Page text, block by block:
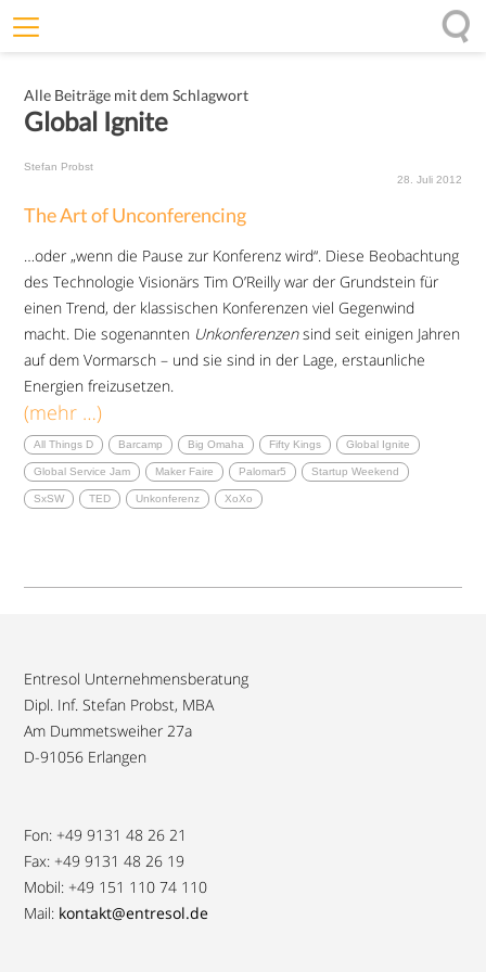
Offenheit
Ursprung
Impulse
Alle Beiträge mit dem Schlagwort
Global Ignite
Stefan Probst
28. Juli 2012
The Art of Unconferencing
…oder „wenn die Pause zur Konferenz wird“. Diese Beobachtung
des Technologie Visionärs Tim O’Reilly war der Grundstein für
einen Trend, der klassischen Konferenzen viel Gegenwind
macht. Die sogenannten Unkonferenzensind seit einigen Jahren
auf dem Vormarsch – und sie sind in der Lage, erstaunliche
Energien freizusetzen.
(mehr …)
All Things D Barcamp Big Omaha Fifty Kings Global Ignite
Global Service Jam Maker Faire Palomar5 Startup Weekend
SxSW TED Unkonferenz XoXo
Entresol Unternehmensberatung
Dipl. Inf. Stefan Probst, MBA
Am Dummetsweiher 27a
D-91056 Erlangen
Fon: +49 9131 48 26 21
Fax: +49 9131 48 26 19
Mobil: +49 151 110 74 110
Mail: kontakt@entresol.de